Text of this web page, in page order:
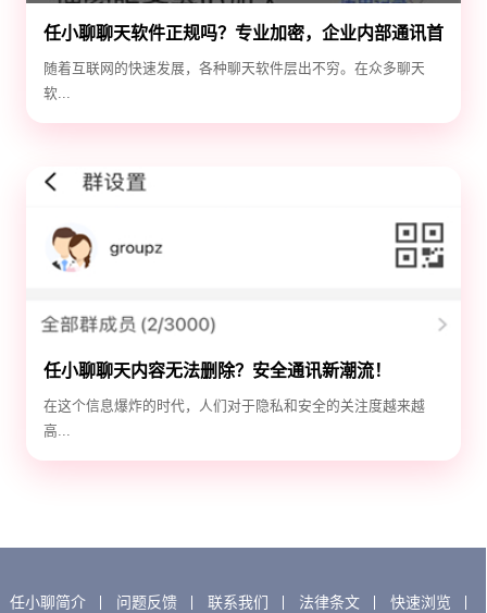
任小聊聊天软件正规吗？专业加密，企业内部通讯首
选！
随着互联网的快速发展，各种聊天软件层出不穷。在众多聊天
软...
任小聊聊天内容无法删除？安全通讯新潮流！
在这个信息爆炸的时代，人们对于隐私和安全的关注度越来越
高...
任小聊简介 问题反馈 联系我们 法律条文 快速浏览